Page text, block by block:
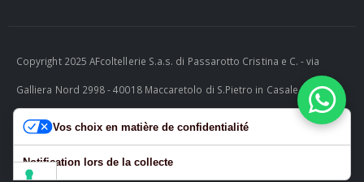
Copyright 2025 AFcoltellerie S.a.s. di Passarotto Cristina e C. - via
Galliera Nord 2998 - 40018 Maccaretolo di S.Pietro in Casale (BO) -
ITALY P.I. 04230081202 | tel. +39 051 811732 | e-mail:
info@afcoltellerie.com -- Powered by Cosmobile Srl
Vos choix en matière de confidentialité
Notification lors de la collecte